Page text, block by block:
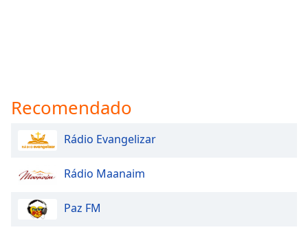
Recomendado
Rádio Evangelizar
Rádio Maanaim
Paz FM